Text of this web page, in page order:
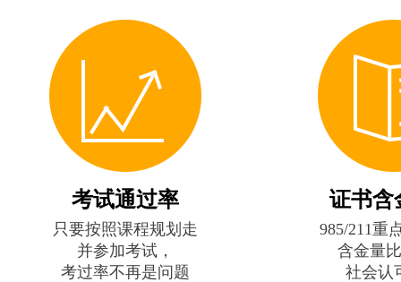
考试通过率
只要按照课程规划走
并参加考试，
考过率不再是问题
证书含
985/211重
含金量
社会认